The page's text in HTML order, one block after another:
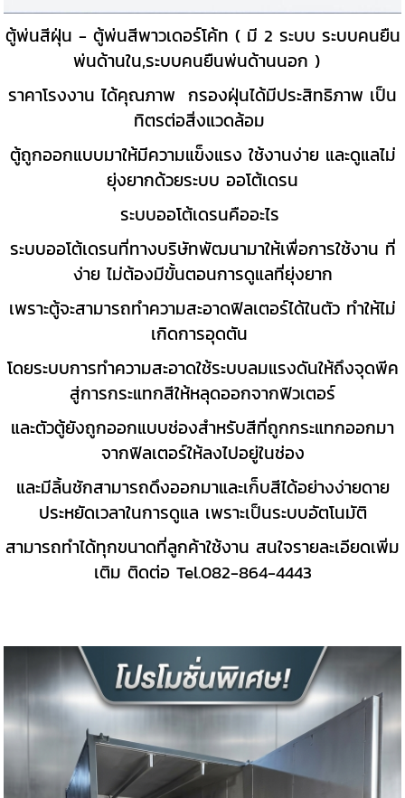
ตู้พ่นสีฝุ่น - ตู้พ่นสีพาวเดอร์โค้ท ( มี 2 ระบบ ระบบคนยืน
พ่นด้านใน,ระบบคนยืนพ่นด้านนอก ) ️️️️️
ราคาโรงงาน ได้คุณภาพ กรองฝุ่นได้มีประสิทธิภาพ เป็น
ทิตรต่อสิ่งแวดล้อม
ตู้ถูกออกแบบมาให้มีความแข็งแรง ใช้งานง่าย และดูแลไม่
ยุ่งยากด้วยระบบ ออโต้เดรน
ระบบออโต้เดรนคืออะไร
ระบบออโต้เดรนที่ทางบริษัทพัฒนามาให้เพื่อการใช้งาน ที่
ง่าย ไม่ต้องมีขั้นตอนการดูแลที่ยุ่งยาก
เพราะตู้จะสามารถทำความสะอาดฟิลเตอร์ได้ในตัว ทำให้ไม่
เกิดการอุดตัน
โดยระบบการทำความสะอาดใช้ระบบลมแรงดันให้ถึงจุดพีค
สู่การกระแทกสีให้หลุดออกจากฟิวเตอร์
และตัวตู้ยังถูกออกแบบช่องสำหรับสีที่ถูกกระแทกออกมา
จากฟิลเตอร์ให้ลงไปอยู่ในช่อง
และมีลิ้นชักสามารถดึงออกมาและเก็บสีได้อย่างง่ายดาย
ประหยัดเวลาในการดูแล เพราะเป็นระบบอัตโนมัติ
สามารถทำได้ทุกขนาดที่ลูกค้าใช้งาน สนใจรายละเอียดเพิ่ม
เติม ติดต่อ Tel.082-864-4443